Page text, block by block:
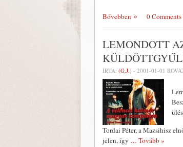
Bővebben 0 Comments
LEMONDOTT
ÍRTA: (G.J.) - 2001-01-01
Tordai Péter, a Mazsihisz
jelen, így … Tovább »